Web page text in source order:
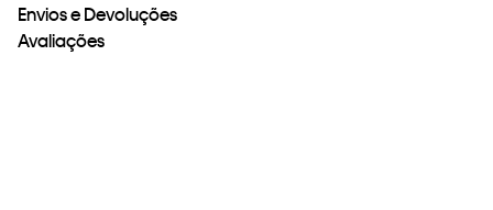
Envios e Devoluções
Avaliações